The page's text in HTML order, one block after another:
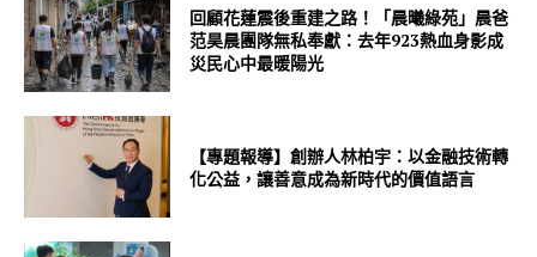
回顧花蓮震後重建之路！「晨曦綠苑」晨爸
范昊晨團隊無私奉獻：去年923熱血身影成
災民心中最暖陽光
【專題報導】創辦人林柏宇：以金融技術轉
化公益，讓善意成為新時代的價值語言